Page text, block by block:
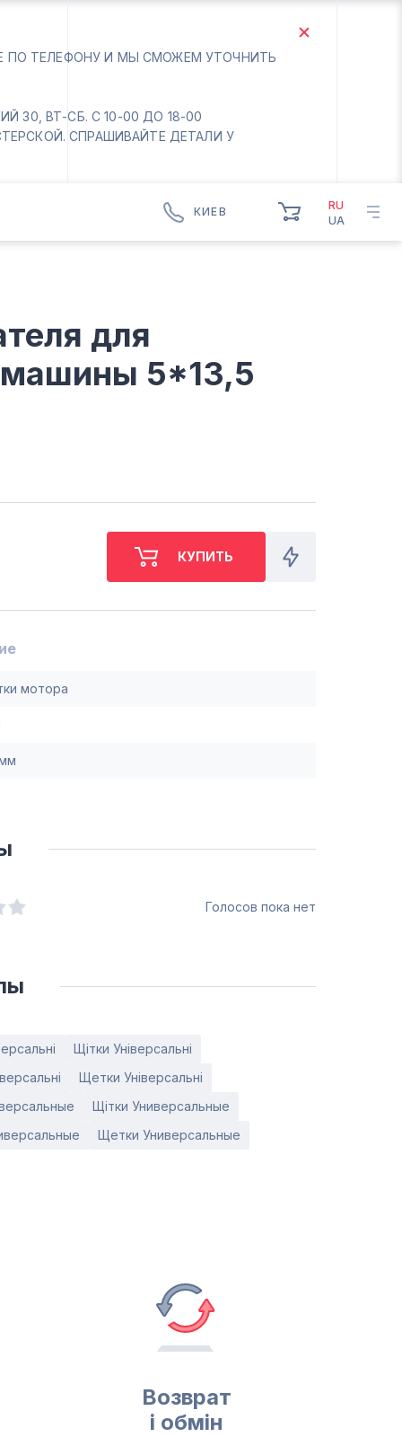
ПО ТЕЛЕФОНУ И МЫ СМОЖЕМ УТОЧНИТЬ
30, ВТ-СБ. С 10-00 ДО 18-00
СПРАШИВАЙТЕ ДЕТАЛИ У
КИЕВ
Вс-Пн. Выходной
Соломенский район - ВТ-
М. ХАРЬКОВСКАЯ - ВТ-СБ,
С 10-00 ДО 18-00
(044) 332 76 42
RU
UA
для
машины 5*13,5
мотора
Голосов пока нет
Щітки Універсальні
Щетки Універсальні
Щітки Универсальные
Щетки Универсальные
Возврат
і обмін